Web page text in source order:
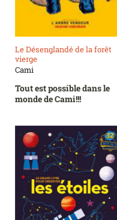
Le Désenglandé de la forêt
vierge
Cami
Tout est possible dans le
monde de Cami!!!